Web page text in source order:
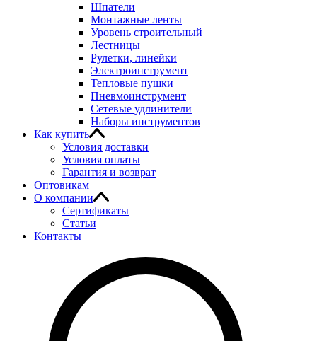
Шпатели
Монтажные ленты
Уровень строительный
Лестницы
Рулетки, линейки
Электроинструмент
Тепловые пушки
Пневмоинструмент
Сетевые удлинители
Наборы инструментов
Как купить
Условия доставки
Условия оплаты
Гарантия и возврат
Оптовикам
О компании
Сертификаты
Статьи
Контакты